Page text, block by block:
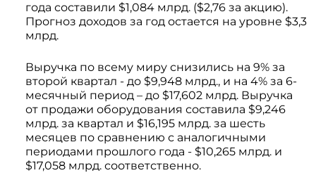
года составили $1,084 млрд. ($2,76 за акцию).
Прогноз доходов за год остается на уровне $3,3
млрд.
Выручка по всему миру снизились на 9% за
второй квартал - до $9,948 млрд., и на 4% за 6-
месячный период – до $17,602 млрд. Выручка
от продажи оборудования составила $9,246
млрд. за квартал и $16,195 млрд. за шесть
месяцев по сравнению с аналогичными
периодами прошлого года - $10,265 млрд. и
$17,058 млрд. соответственно.
Системы 3D нивелирования
Мини-погрузчики
Грейферные захваты
Посевная техника